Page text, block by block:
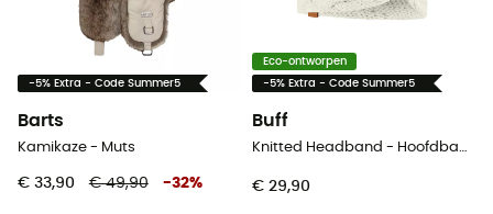
-5% Extra - Code Summer5
Barts
Kamikaze - Muts
€ 33,90 € 49,90 -32%
Eco-ontworpen
-5% Extra - Code Summer5
Buff
Knitted Headband - Hoofdband
€ 29,90